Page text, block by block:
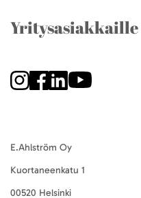
Yritysasiakkaille
E.Ahlström Oy
Kuortaneenkatu 1
00520 Helsinki